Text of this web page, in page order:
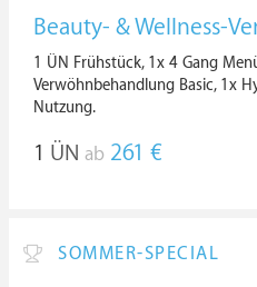
Beauty- & Wellness-
1 ÜN Frühstück, 1x 4 Gang
Verwöhnbehandlung Basic, 1x
Nutzung.
1 ÜN ab 261 €
SOMMER-SPECIAL